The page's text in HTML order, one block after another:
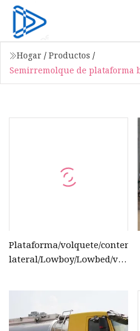
Hogar / Productos /
Semirremolque de plataforma
Plataforma/volquete/
lateral/Lowboy/Lowbed/